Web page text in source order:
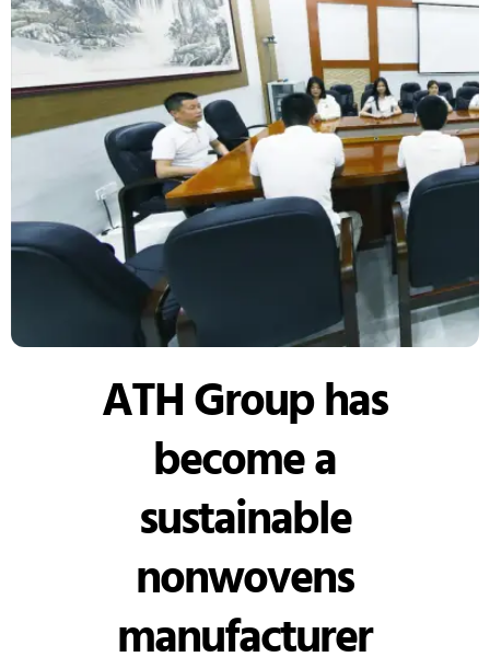
ATH Group has
become a
sustainable
nonwovens
manufacturer